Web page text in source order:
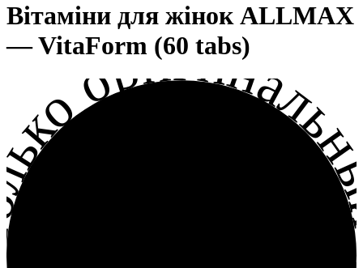
Вітаміни для жінок ALLMAX
— VitaForm (60 tabs)